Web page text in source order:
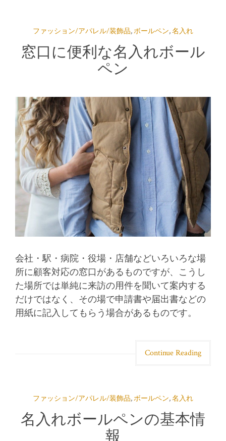
ファッション/アパレル/装飾品,ボールペン,名入れ
窓口に便利な名入れボール
ペン
会社・駅・病院・役場・店舗などいろいろな場
所に顧客対応の窓口があるものですが、こうし
た場所では単純に来訪の用件を聞いて案内する
だけではなく、その場で申請書や届出書などの
用紙に記入してもらう場合があるものです。
Continue Reading
ファッション/アパレル/装飾品,ボールペン,名入れ
名入れボールペンの基本情
報